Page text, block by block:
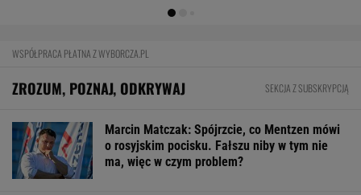
WSPÓŁPRACA PŁATNA Z WYBORCZA.PL
ZROZUM, POZNAJ, ODKRYWAJ SEKCJA Z SUBSKRYPCJĄ
Marcin Matczak: Spójrzcie, co Mentzen mówi
o rosyjskim pocisku. Fałszu niby w tym nie
ma, więc w czym problem?